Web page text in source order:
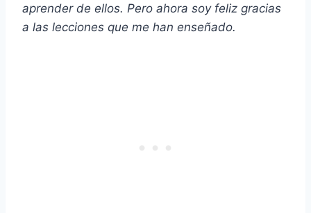
aprender de ellos. Pero ahora soy feliz gracias
a las lecciones que me han enseñado.